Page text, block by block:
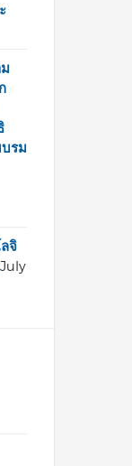
รม
จิ
July